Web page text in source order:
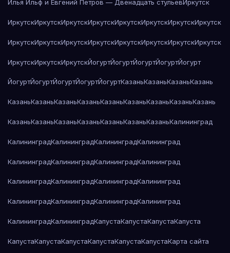
Илья Ильф и Евгений Петров — Двенадцать стульевИркутск
ИркутскИркутскИркутскИркутскИркутскИркутскИркутскИркутск
ИркутскИркутскИркутскИркутскИркутскИркутскИркутскИркутск
ИркутскИркутскИркутскЙогуртЙогуртЙогуртЙогуртЙогурт
ЙогуртЙогуртЙогуртЙогуртЙогуртКазаньКазаньКазаньКазань
КазаньКазаньКазаньКазаньКазаньКазаньКазаньКазаньКазань
КазаньКазаньКазаньКазаньКазаньКазаньКазаньКалининград
КалининградКалининградКалининградКалининград
КалининградКалининградКалининградКалининград
КалининградКалининградКалининградКалининград
КалининградКалининградКалининградКалининград
КалининградКалининградКапустаКапустаКапустаКапуста
КапустаКапустаКапустаКапустаКапустаКапустаКарта сайта